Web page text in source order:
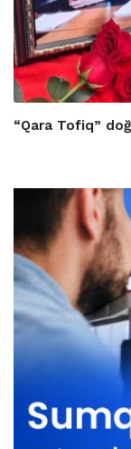
“Qara Tofiq”